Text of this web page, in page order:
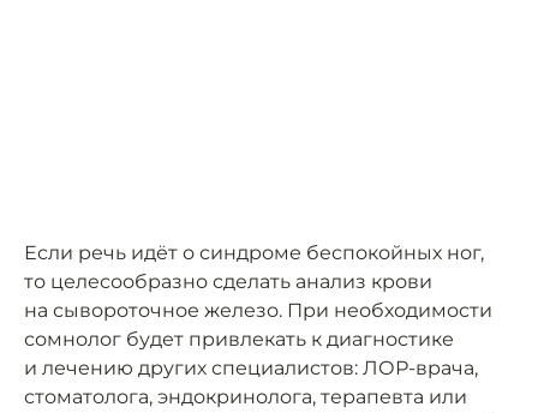
Если речь идёт о синдроме беспокойных ног,
то целесообразно сделать анализ крови
на сывороточное железо. При необходимости
сомнолог будет привлекать к диагностике
и лечению других специалистов: ЛОР-врача,
стоматолога, эндокринолога, терапевта или